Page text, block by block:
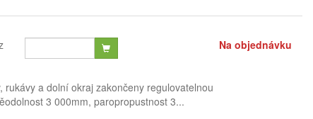
Na objednávku
a dolní okraj zakončeny regulovatelnou
3 000mm, paropropustnost 3...